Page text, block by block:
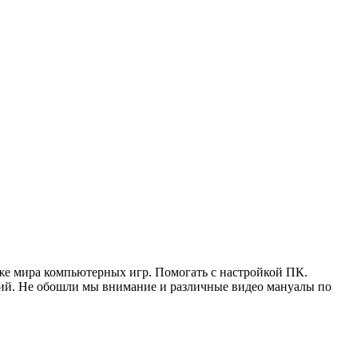
мира компьютерных игр. Помогать с настройкой ПК.
Не обошли мы внимание и различные видео мануалы по